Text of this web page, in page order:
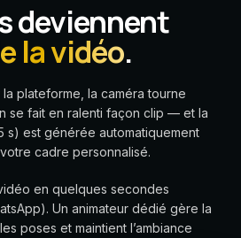
deviennent
la vidéo.
plateforme, la caméra tourne
se fait en ralenti façon clip — et la
s) est générée automatiquement
cadre personnalisé.
en quelques secondes
Un animateur dédié gère la
poses et maintient l’ambiance